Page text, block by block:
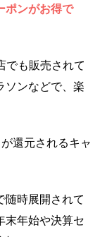
ポンがお得で
でも販売されて
ソンなどで、楽
還元されるキャ
随時展開されて
末年始や決算セ